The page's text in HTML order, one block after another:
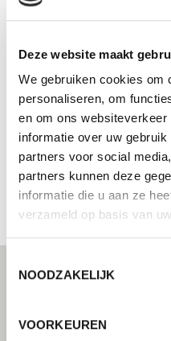
Deze website maakt
We gebruiken cookies om
personaliseren, om
en om ons
informatie over uw
partners voor social
partners kunnen deze
informatie die u aan ze
verzameld op basis van
NOODZAKELIJK
VOORKEUREN
YASKAWA
geïntegreerde
Cto.
20140 Parque
Mexico
+524499731170